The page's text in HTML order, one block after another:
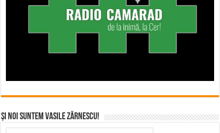
Și noi suntem Vasile Zărnescu!